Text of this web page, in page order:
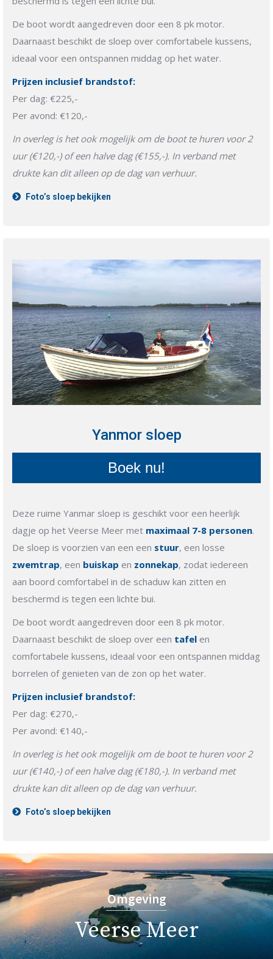
De boot wordt aangedreven door een 8 pk motor.
Daarnaast beschikt de sloep over comfortabele kussens,
ideaal voor een ontspannen middag op het water.
Prijzen inclusief brandstof:
Per dag: €225,-
Per avond: €120,-
In overleg is het ook mogelijk om de boot te huren voor 2
uur (€120,-) of een halve dag (€155,-). In verband met
drukte kan dit alleen op de dag van verhuur.
Foto’s sloep bekijken
Yanmor sloep
Boek nu!
Deze ruime Yanmar sloep is geschikt voor een heerlijk
dagje op het Veerse Meer met maximaal 7-8 personen.
De sloep is voorzien van een een stuur, een losse
zwemtrap, een buiskap en zonnekap, zodat iedereen
aan boord comfortabel in de schaduw kan zitten en
beschermd is tegen een lichte bui.
De boot wordt aangedreven door een 8 pk motor.
Daarnaast beschikt de sloep over een tafel en
comfortabele kussens, ideaal voor een ontspannen middag
borrelen of genieten van de zon op het water.
Prijzen inclusief brandstof:
Per dag: €270,-
Per avond: €140,-
In overleg is het ook mogelijk om de boot te huren voor 2
uur (€140,-) of een halve dag (€180,-). In verband met
drukte kan dit alleen op de dag van verhuur.
Foto’s sloep bekijken
Omgeving
Veerse Meer